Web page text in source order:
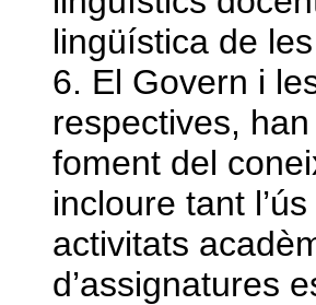
lingüística de
6. El Govern i
respectives,
foment del
incloure tant
activitats
d’assignatures